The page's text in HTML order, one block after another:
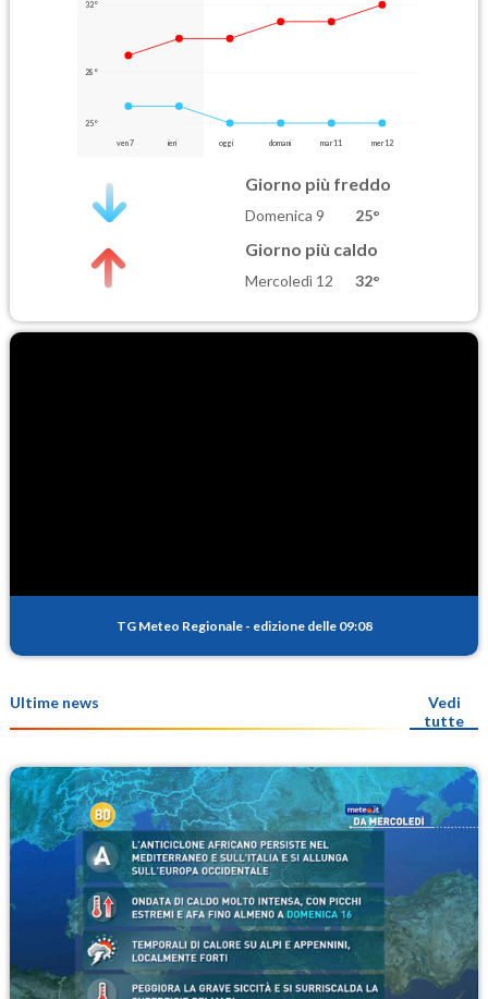
32°
28°
25°
ven 7 ieri oggi domani mar 11 mer 12
Giorno più freddo
Domenica 9 25°
Giorno più caldo
Mercoledì 12 32°
TG Meteo Regionale - edizione delle 09:08
Ultime news
Vedi
tutte